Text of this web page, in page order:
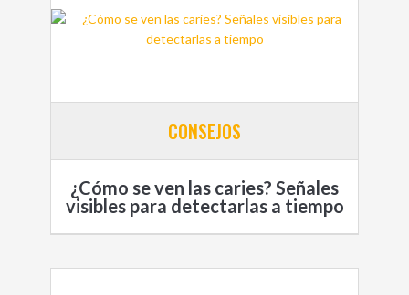
CONSEJOS
¿Cómo se ven las caries? Señales
visibles para detectarlas a tiempo